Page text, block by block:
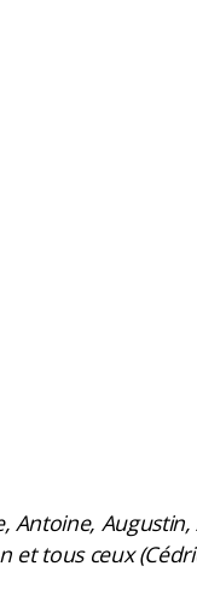
Antoine,
et tous ceux